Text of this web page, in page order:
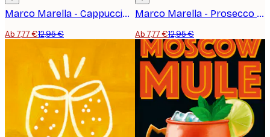
Marco Marella - Cappuccino Schriftzug Poster
Ab 7,77 €12,95 €
Marco Marella - Prosecco Schriftzug Poster
Ab 7,77 €12,95 €